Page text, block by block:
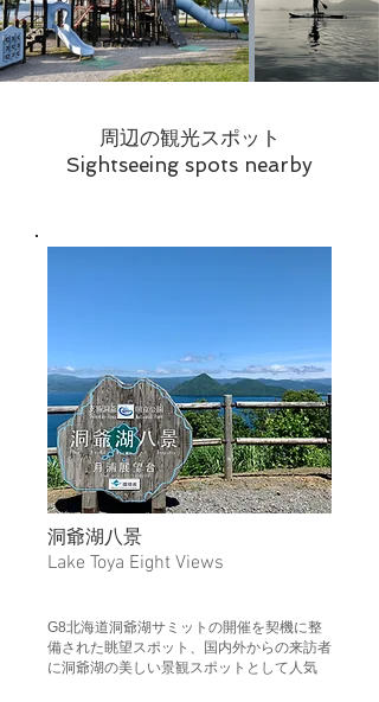
周辺の観光スポット
Sightseeing spots nearby
​洞爺湖八景
Lake Toya Eight Views
G8北海道洞爺湖サミットの開催を契機に整
備された眺望スポット、国内外からの来訪者
に洞爺湖の美しい景観スポットとして人気